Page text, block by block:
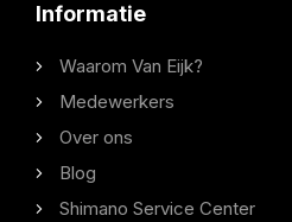
Informatie
Waarom Van Eijk?
Medewerkers
Over ons
Blog
Shimano Service Center